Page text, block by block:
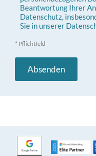
Beantwortung Ihrer
Datenschutz,
Sie in unserer
* Pflichtfeld